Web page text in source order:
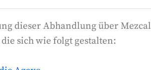
dieser Abhandlung über Mezcal
sich wie folgt gestalten: